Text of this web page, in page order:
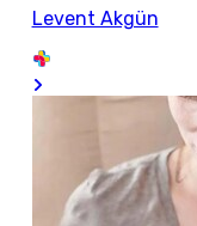
Levent Akgün